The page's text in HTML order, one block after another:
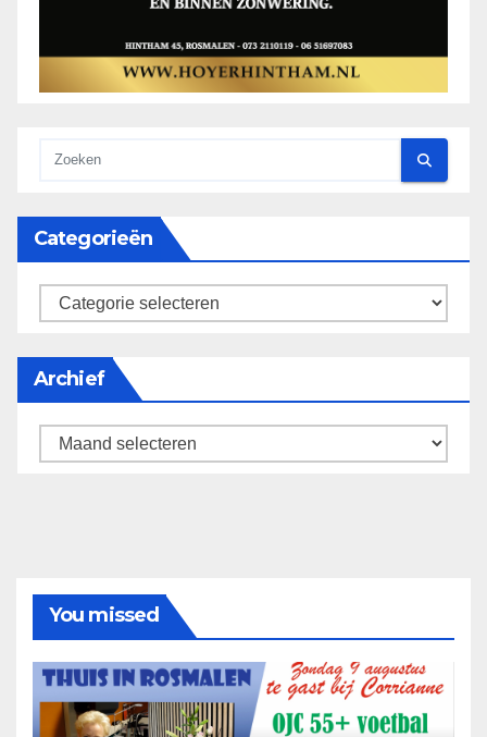
Categorieën
categorieën
Archief
Archief
You missed